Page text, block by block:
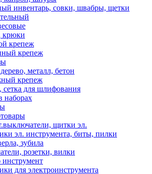
инвентарь, совки, швабры, щетки
крюки
крепеж
крепеж
металл, бетон
крепеж
для шлифования
наборах
щитки эл.
эл. инструмента, биты, пилки
зубила
розетки, вилки
инструмент
для электроинструмента